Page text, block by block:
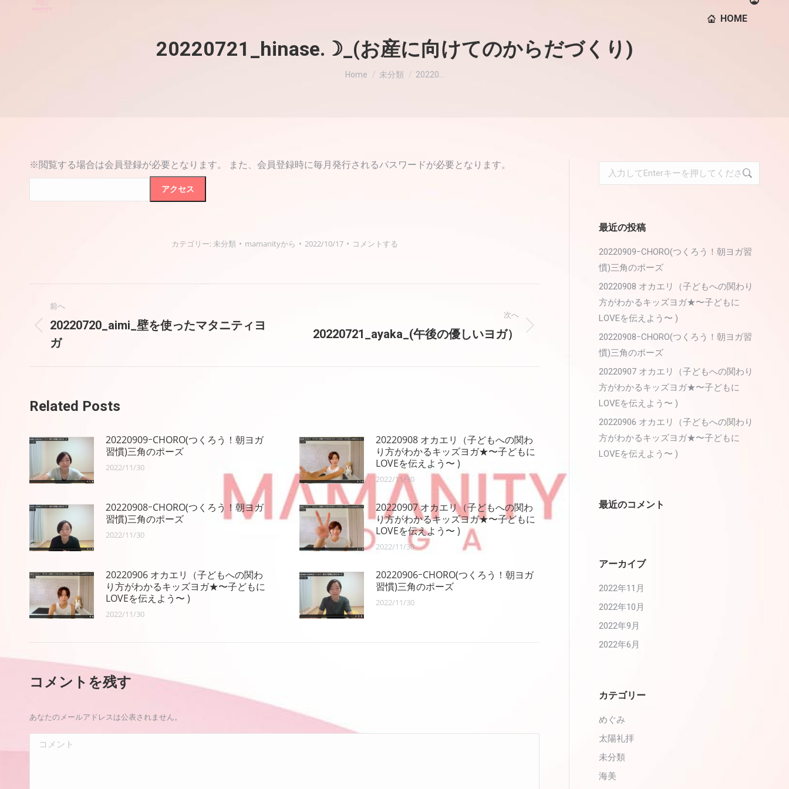
HOME
20220721_hinase.☽_(お産に向けてのからだづくり)
Home 未分類 20220…
※閲覧する場合は会員登録が必要となります。 また、会員登録時に毎月発行されるパスワードが必要となります。
カテゴリー: 未分類 mamanityから 2022/10/17 コメントする
稿
ゲ
シ
ョ
ン
前へ
前
の
20220720_aimi_壁を使ったマタニティヨ
ガ
次へ
20220721_ayaka_(午後の優しいヨガ）
Related Posts
20220909ｰCHORO(つくろう！朝ヨガ
習慣)三角のポーズ
2022/11/30
20220908 オカエリ（子どもへの関わ
り方がわかるキッズヨガ★〜子どもに
LOVEを伝えよう〜 )
2022/11/30
20220908ｰCHORO(つくろう！朝ヨガ
習慣)三角のポーズ
2022/11/30
20220907 オカエリ（子どもへの関わ
り方がわかるキッズヨガ★〜子どもに
LOVEを伝えよう〜 )
2022/11/30
20220906 オカエリ（子どもへの関わ
り方がわかるキッズヨガ★〜子どもに
LOVEを伝えよう〜 )
2022/11/30
20220906ｰCHORO(つくろう！朝ヨガ
習慣)三角のポーズ
2022/11/30
コメントを残す
あなたのメールアドレスは公表されません。
コメント
索:
最近の投稿
20220909ｰCHORO(つくろう！朝ヨガ習
慣)三角のポーズ
20220908 オカエリ（子どもへの関わり
方がわかるキッズヨガ★〜子どもに
LOVEを伝えよう〜 )
20220908ｰCHORO(つくろう！朝ヨガ習
慣)三角のポーズ
20220907 オカエリ（子どもへの関わり
方がわかるキッズヨガ★〜子どもに
LOVEを伝えよう〜 )
20220906 オカエリ（子どもへの関わり
方がわかるキッズヨガ★〜子どもに
LOVEを伝えよう〜 )
最近のコメント
アーカイブ
2022年11月
2022年10月
2022年9月
2022年6月
カテゴリー
めぐみ
太陽礼拝
未分類
海美